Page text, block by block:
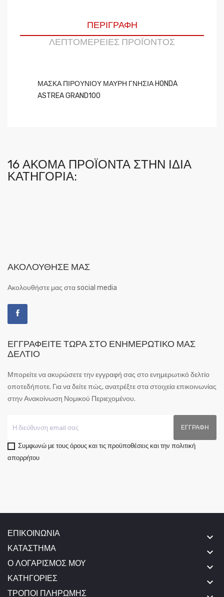
ΠΕΡΙΓΡΑΦΉ
ΛΕΠΤΟΜΈΡΕΙΕΣ ΠΡΟΪΌΝΤΟΣ
ΜΑΣΚΑ ΠΙΡΟΥΝΙΟΥ ΜΑΥΡΗ ΓΝΗΣΙΑ HONDA
ASTREA GRAND100
16 ΑΚΌΜΑ ΠΡΟΪΌΝΤΑ ΣΤΗΝ ΊΔΙΑ
ΚΑΤΗΓΟΡΊΑ:
ΑΚΟΛΟΎΘΗΣΕ ΜΑΣ
Ακολουθήστε μας στα social media
ΕΓΓΡΑΦΕΊΤΕ ΤΏΡΑ ΣΤΟ ΕΝΗΜΕΡΩΤΙΚΌ ΜΑΣ
ΔΕΛΤΊΟ
Μπορείτε να ακυρώσετε την εγγραφή σας στο ενημερωτικό δελτίο
οποτεδήποτε. Για να δείτε πώς, ανατρέξτε στα στοιχεία επικοινωνίας
στην Ανακοίνωση Νομικού Περιεχομένου.
Συμφωνώ με τους όρους και τις προϋποθέσεις και την πολιτική
απορρήτου
ΕΠΙΚΟΙΝΩΝΊΑ keyboard_arrow_down
ΚΑΤΆΣΤΗΜΑ keyboard_arrow_down
Ο ΛΟΓΑΡΙΣΜΌΣ ΜΟΥ keyboard_arrow_down
ΚΑΤΗΓΟΡΊΕΣ keyboard_arrow_down
ΤΡΌΠΟΙ ΠΛΗΡΩΜΉΣ